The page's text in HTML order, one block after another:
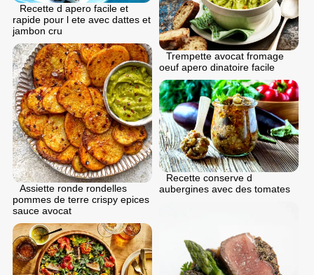
Recette d apero facile et
rapide pour l ete avec dattes et
jambon cru
Trempette avocat fromage
oeuf apero dinatoire facile
Assiette ronde rondelles
pommes de terre crispy epices
sauce avocat
Recette conserve d
aubergines avec des tomates